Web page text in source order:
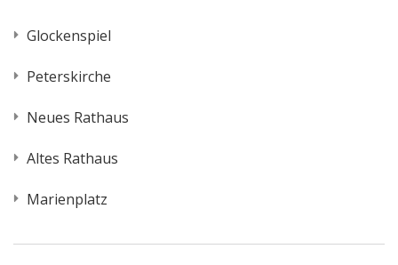
Glockenspiel
Peterskirche
Neues Rathaus
Altes Rathaus
Marienplatz